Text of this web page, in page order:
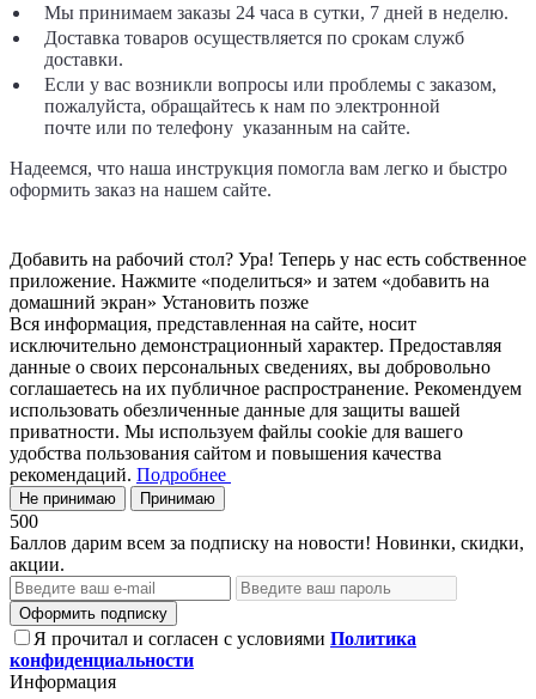
Мы принимаем заказы 24 часа в сутки, 7 дней в неделю.
Доставка товаров осуществляется по срокам служб
доставки.
Если у вас возникли вопросы или проблемы с заказом,
пожалуйста, обращайтесь к нам по электронной
почте или по телефону указанным на сайте.
Надеемся, что наша инструкция помогла вам легко и быстро
оформить заказ на нашем сайте.
Добавить на рабочий стол? Ура! Теперь у нас есть собственное
приложение. Нажмите «поделиться» и затем «добавить на
домашний экран» Установить позже
Вся информация, представленная на сайте, носит
исключительно демонстрационный характер. Предоставляя
данные о своих персональных сведениях, вы добровольно
соглашаетесь на их публичное распространение. Рекомендуем
использовать обезличенные данные для защиты вашей
приватности. Мы используем файлы cookie для вашего
удобства пользования сайтом и повышения качества
рекомендаций. Подробнее
Не принимаю Принимаю
500
Баллов дарим всем за подписку на новости! Новинки, скидки,
акции.
Оформить подписку
Я прочитал и согласен с условиями Политика
конфиденциальности
Информация